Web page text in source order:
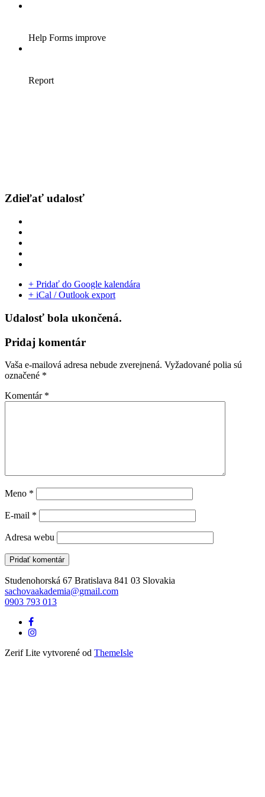
Zdieľať udalosť
+ Pridať do Google kalendára
+ iCal / Outlook export
Udalosť bola ukončená.
Pridaj komentár
Vaša e-mailová adresa nebude zverejnená. Vyžadované polia sú
označené *
Komentár *
Meno *
E-mail *
Adresa webu
Studenohorská 67 Bratislava 841 03 Slovakia
sachovaakademia@gmail.com
0903 793 013
Facebook
odkaz
Instagram
Zerif Lite vytvorené od ThemeIsle